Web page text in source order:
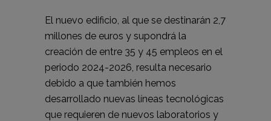
El nuevo edificio, al que se destinarán 2,7
millones de euros y supondrá la
creación de entre 35 y 45 empleos en el
periodo 2024-2026, resulta necesario
debido a que también hemos
desarrollado nuevas líneas tecnológicas
que requieren de nuevos laboratorios y